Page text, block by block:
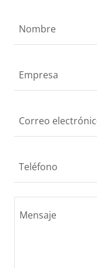
Nombre
Empresa
Correo
Teléfono